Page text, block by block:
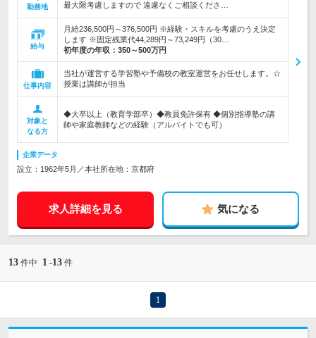
勤務地
最大限考慮しますので 遠慮なくご相談くださ…
給与
月給236,500円～376,500円 ※経験・スキルを考慮のうえ決定
します ※固定残業代44,289円～73,249円（30…
初年度の年収： 350～500万円
仕事内容
当社が運営する学習塾や予備校の教室運営をお任せします。☆
授業は講師が担当
対象と
なる方
◆大卒以上（教育学部卒）◆教員免許保有 ◆個別指導塾の講
師や家庭教師などの経験（アルバイトでも可）
企業データ
設立：1962年5月／本社所在地：京都府
求人詳細を見る 気になる
13 件中 1 -13 件
1